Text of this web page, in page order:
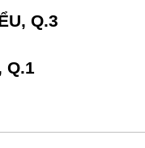
Q.3
Q.1